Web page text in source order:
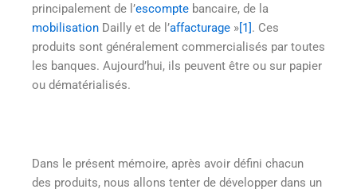
principalement de l’escompte bancaire, de la
mobilisation Dailly et de l’affacturage »[1]. Ces
produits sont généralement commercialisés par toutes
les banques. Aujourd’hui, ils peuvent être ou sur papier
ou dématérialisés.
Dans le présent mémoire, après avoir défini chacun
des produits, nous allons tenter de développer dans un